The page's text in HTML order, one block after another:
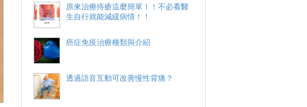
原來治療痔瘡這麼簡單！！不必看醫
生自行就能減緩病情！！
癌症免疫治療種類與介紹
透過語音互動可改善慢性背痛？